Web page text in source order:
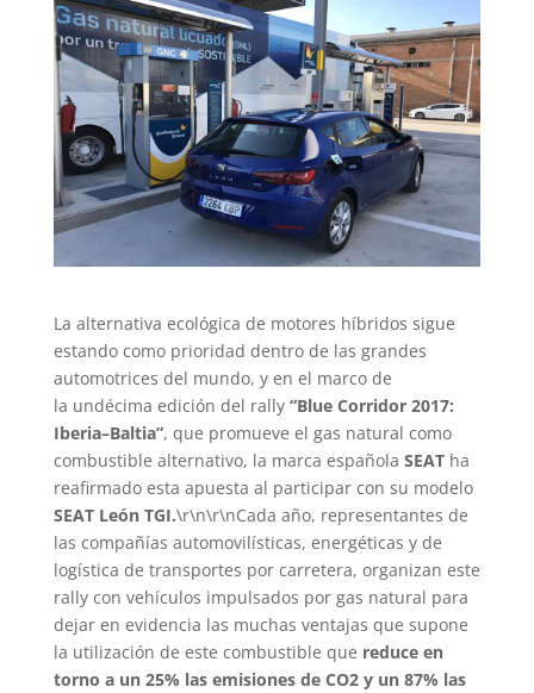
La alternativa ecológica de motores híbridos sigue
estando como prioridad dentro de las grandes
automotrices del mundo, y en el marco de
la undécima edición del rally“Blue Corridor 2017:
Iberia–Baltia”, que promueve el gas natural como
combustible alternativo, la marca española SEATha
reafirmado esta apuesta al participar con su modelo
SEAT León TGI.\r\n\r\nCada año, representantes de
las compañías automovilísticas, energéticas y de
logística de transportes por carretera, organizan este
rally con vehículos impulsados por gas natural para
dejar en evidencia las muchas ventajas que supone
la utilización de este combustible que reduce en
torno a un 25% las emisiones de CO2 y un 87% las